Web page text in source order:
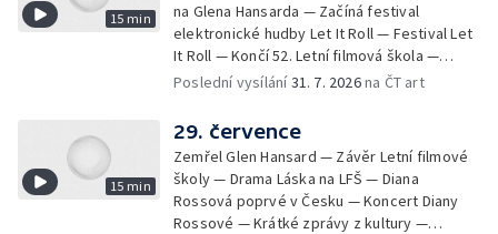
15 min
na Glena Hansarda — Začíná festival
elektronické hudby Let It Roll — Festival Let
It Roll — Končí 52. Letní filmová škola —
Krátké zprávy z kultury — Rekonstrukce
Poslední vysílání31. 7. 2026na ČT art
15 min
29. července
Zemřel Glen Hansard — Závěr Letní filmové
školy — Drama Láska na LFŠ — Diana
Rossová poprvé v Česku — Koncert Diany
Rossové — Krátké zprávy z kultury —